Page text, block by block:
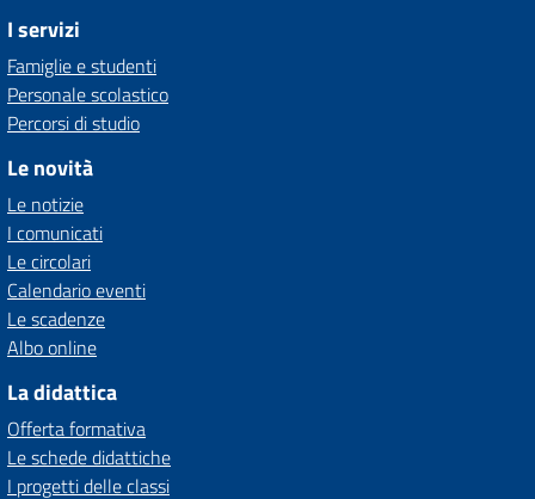
I servizi
Famiglie e studenti
Personale scolastico
Percorsi di studio
Le novità
Le notizie
I comunicati
Le circolari
Calendario eventi
Le scadenze
Albo online
La didattica
Offerta formativa
Le schede didattiche
I progetti delle classi